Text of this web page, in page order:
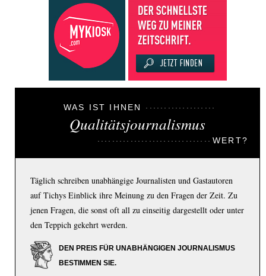
WAS IST IHNEN
Qualitätsjournalismus
WERT?
Täglich schreiben unabhängige Journalisten und Gastautoren
auf Tichys Einblick ihre Meinung zu den Fragen der Zeit. Zu
jenen Fragen, die sonst oft all zu einseitig dargestellt oder unter
den Teppich gekehrt werden.
DEN PREIS FÜR UNABHÄNGIGEN JOURNALISMUS
BESTIMMEN SIE.